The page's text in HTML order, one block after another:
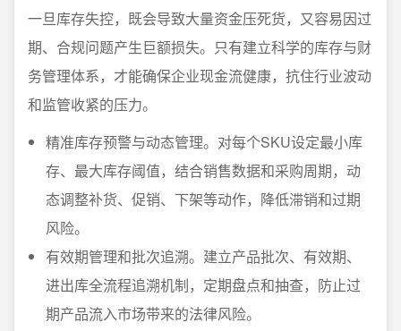
一旦库存失控，既会导致大量资金压死货，又容易因过
期、合规问题产生巨额损失。只有建立科学的库存与财
务管理体系，才能确保企业现金流健康，抗住行业波动
和监管收紧的压力。
精准库存预警与动态管理。对每个SKU设定最小库
存、最大库存阈值，结合销售数据和采购周期，动
态调整补货、促销、下架等动作，降低滞销和过期
风险。
有效期管理和批次追溯。建立产品批次、有效期、
进出库全流程追溯机制，定期盘点和抽查，防止过
期产品流入市场带来的法律风险。